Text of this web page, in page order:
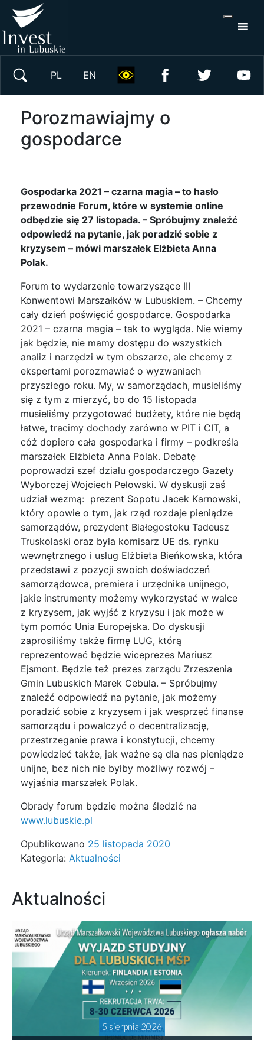
PL EN
Porozmawiajmy o
gospodarce
Gospodarka 2021 – czarna magia – to hasło
przewodnie Forum, które w systemie online
odbędzie się 27 listopada. – Spróbujmy znaleźć
odpowiedź na pytanie, jak poradzić sobie z
kryzysem – mówi marszałek Elżbieta Anna
Polak.
Forum to wydarzenie towarzyszące III
Konwentowi Marszałków w Lubuskiem. – Chcemy
cały dzień poświęcić gospodarce. Gospodarka
2021 – czarna magia – tak to wygląda. Nie wiemy
jak będzie, nie mamy dostępu do wszystkich
analiz i narzędzi w tym obszarze, ale chcemy z
ekspertami porozmawiać o wyzwaniach
przyszłego roku. My, w samorządach, musieliśmy
się z tym z mierzyć, bo do 15 listopada
musieliśmy przygotować budżety, które nie będą
łatwe, tracimy dochody zarówno w PIT i CIT, a
cóż dopiero cała gospodarka i firmy – podkreśla
marszałek Elżbieta Anna Polak. Debatę
poprowadzi szef działu gospodarczego Gazety
Wyborczej Wojciech Pelowski. W dyskusji zaś
udział wezmą: prezent Sopotu Jacek Karnowski,
który opowie o tym, jak rząd rozdaje pieniądze
samorządów, prezydent Białegostoku Tadeusz
Truskolaski oraz była komisarz UE ds. rynku
wewnętrznego i usług Elżbieta Bieńkowska, która
przedstawi z pozycji swoich doświadczeń
samorządowca, premiera i urzędnika unijnego,
jakie instrumenty możemy wykorzystać w walce
z kryzysem, jak wyjść z kryzysu i jak może w
tym pomóc Unia Europejska. Do dyskusji
zaprosiliśmy także firmę LUG, którą
reprezentować będzie wiceprezes Mariusz
Ejsmont. Będzie też prezes zarządu Zrzeszenia
Gmin Lubuskich Marek Cebula. – Spróbujmy
znaleźć odpowiedź na pytanie, jak możemy
poradzić sobie z kryzysem i jak wesprzeć finanse
samorządu i powalczyć o decentralizację,
przestrzeganie prawa i konstytucji, chcemy
powiedzieć także, jak ważne są dla nas pieniądze
unijne, bez nich nie byłby możliwy rozwój –
wyjaśnia marszałek Polak.
Obrady forum będzie można śledzić na
www.lubuskie.pl
Opublikowano 25 listopada 2020
Kategoria: Aktualności
Aktualności
5 sierpnia 2026
Wyszukaj w serwisie